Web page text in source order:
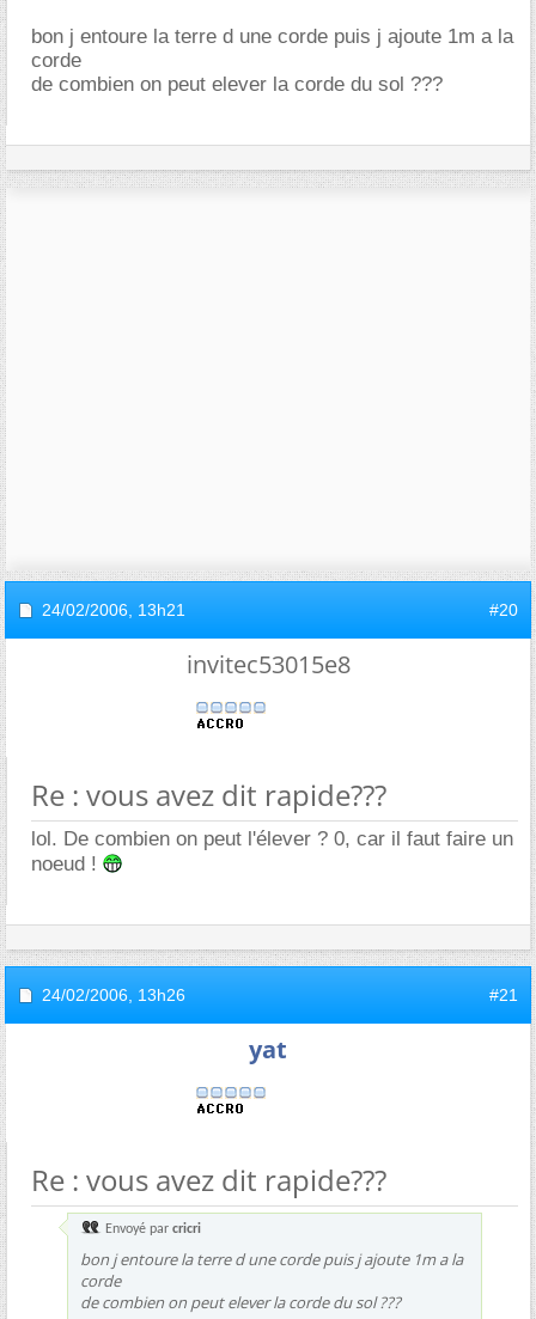
bon j entoure la terre d une corde puis j ajoute 1m a la
corde
de combien on peut elever la corde du sol ???
24/02/2006, 13h21 #20
invitec53015e8
Re : vous avez dit rapide???
lol. De combien on peut l'élever ? 0, car il faut faire un
noeud !
24/02/2006, 13h26 #21
yat
Re : vous avez dit rapide???
Envoyé par cricri
bon j entoure la terre d une corde puis j ajoute 1m a la
corde
de combien on peut elever la corde du sol ???